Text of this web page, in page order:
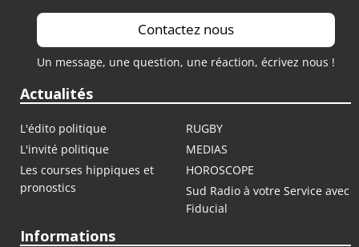
Contactez nous
Un message, une question, une réaction, écrivez nous !
Actualités
L'édito politique
RUGBY
L'invité politique
MEDIAS
Les courses hippiques et
pronostics
HOROSCOPE
Sud Radio à votre Service avec
Fiducial
Informations